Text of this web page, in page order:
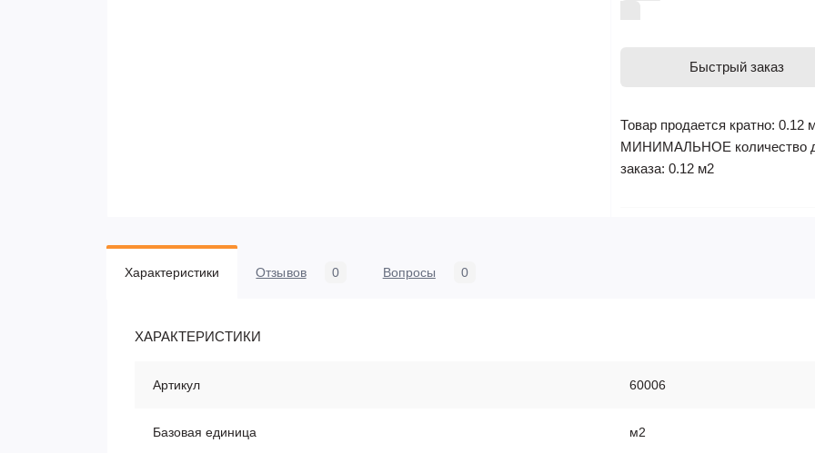
Быстрый заказ
Товар продается кратно: 0.12
МИНИМАЛЬНОЕ количество
заказа: 0.12 м2
Характеристики Отзывов 0 Вопросы 0
ХАРАКТЕРИСТИКИ
Артикул 60006
Базовая единица м2